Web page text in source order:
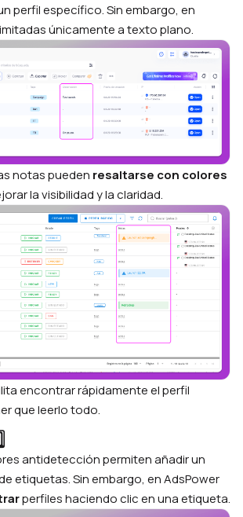
perfil específico. Sin embargo, en
únicamente a texto plano.
notas pueden resaltarse con colores
la visibilidad y la claridad.
encontrar rápidamente el perfil
que leerlo todo.
antidetección permiten añadir un
etiquetas. Sin embargo, en AdsPower
perfiles haciendo clic en una etiqueta.